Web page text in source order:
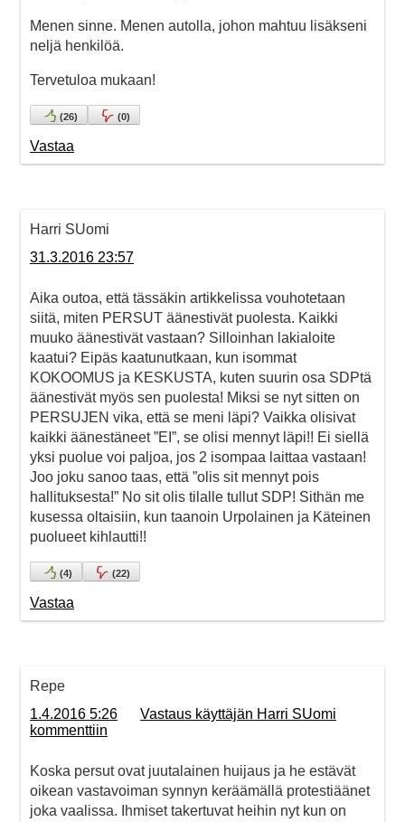
Menen sinne. Menen autolla, johon mahtuu lisäkseni
neljä henkilöä.
Tervetuloa mukaan!
(26) (0)
Vastaa
Harri SUomi
31.3.2016 23:57
Aika outoa, että tässäkin artikkelissa vouhotetaan
siitä, miten PERSUT äänestivät puolesta. Kaikki
muuko äänestivät vastaan? Silloinhan lakialoite
kaatui? Eipäs kaatunutkaan, kun isommat
KOKOOMUS ja KESKUSTA, kuten suurin osa SDPtä
äänestivät myös sen puolesta! Miksi se nyt sitten on
PERSUJEN vika, että se meni läpi? Vaikka olisivat
kaikki äänestäneet ”EI”, se olisi mennyt läpi!! Ei siellä
yksi puolue voi paljoa, jos 2 isompaa laittaa vastaan!
Joo joku sanoo taas, että ”olis sit mennyt pois
hallituksesta!” No sit olis tilalle tullut SDP! Sithän me
kusessa oltaisiin, kun taanoin Urpolainen ja Käteinen
puolueet kihlautti!!
(4) (22)
Vastaa
Repe
1.4.2016 5:26
Vastaus käyttäjän Harri SUomi
kommenttiin
Koska persut ovat juutalainen huijaus ja he estävät
oikean vastavoiman synnyn keräämällä protestiäänet
joka vaalissa. Ihmiset takertuvat heihin nyt kun on